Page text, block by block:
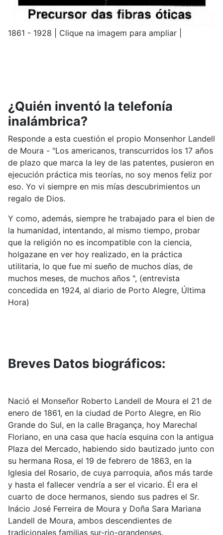
1861 - 1928 | Clique na imagem para ampliar |
¿Quién inventó la telefonía
inalámbrica?
Responde a esta cuestión el propio Monsenhor Landell
de Moura - "Los americanos, transcurridos los 17 años
de plazo que marca la ley de las patentes, pusieron en
ejecución práctica mis teorías, no soy menos feliz por
eso. Yo vi siempre en mis mías descubrimientos un
regalo de Dios.
Y como, además, siempre he trabajado para el bien de
la humanidad, intentando, al mismo tiempo, probar
que la religión no es incompatible con la ciencia,
holgazane en ver hoy realizado, en la práctica
utilitaria, lo que fue mi sueño de muchos días, de
muchos meses, de muchos años ", (entrevista
concedida en 1924, al diario de Porto Alegre, Última
Hora)
Breves Datos biográficos:
Nació el Monseñor Roberto Landell de Moura el 21 de
enero de 1861, en la ciudad de Porto Alegre, en Rio
Grande do Sul, en la calle Bragança, hoy Marechal
Floriano, en una casa que hacía esquina con la antigua
Plaza del Mercado, habiendo sido bautizado junto con
su hermana Rosa, el 19 de febrero de 1863, en la
Iglesia del Rosario, de cuya parroquia, años más tarde
y hasta el fallecer vendría a ser el vicario. Él era el
cuarto de doce hermanos, siendo sus padres el Sr.
Inácio José Ferreira de Moura y Doña Sara Mariana
Landell de Moura, ambos descendientes de
tradicionales familias sur-rio-grandenses.